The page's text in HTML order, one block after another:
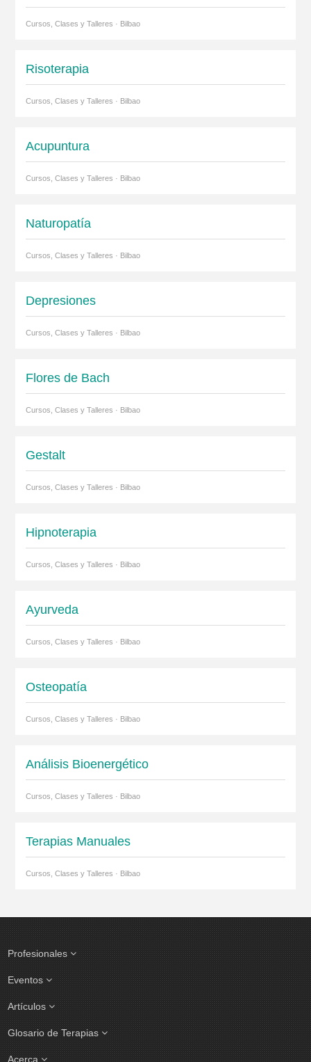
Cursos, Clases y Talleres · Bilbao
Risoterapia
Cursos, Clases y Talleres · Bilbao
Acupuntura
Cursos, Clases y Talleres · Bilbao
Naturopatía
Cursos, Clases y Talleres · Bilbao
Depresiones
Cursos, Clases y Talleres · Bilbao
Flores de Bach
Cursos, Clases y Talleres · Bilbao
Gestalt
Cursos, Clases y Talleres · Bilbao
Hipnoterapia
Cursos, Clases y Talleres · Bilbao
Ayurveda
Cursos, Clases y Talleres · Bilbao
Osteopatía
Cursos, Clases y Talleres · Bilbao
Análisis Bioenergético
Cursos, Clases y Talleres · Bilbao
Terapias Manuales
Cursos, Clases y Talleres · Bilbao
Profesionales
Eventos
Artículos
Glosario de Terapias
Acerca